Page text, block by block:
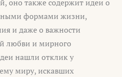
оно также содержит идеи о
формами жизни,
и даже о важности
любви и мирного
нашли отклик у
миру, искавших